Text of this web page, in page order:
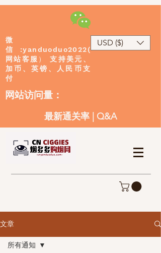
微
信 :yanduoduo2022(
网站客服 ）支持美元、
加币、英镑、人民币支
付
USD ($)
​网站访问量：
最新通关率 Q&A
文章
所有通知